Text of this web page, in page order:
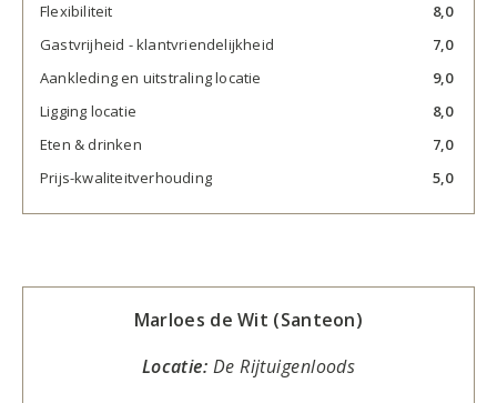
Flexibiliteit
8,0
Gastvrijheid - klantvriendelijkheid
7,0
Aankleding en uitstraling locatie
9,0
Ligging locatie
8,0
Eten & drinken
7,0
Prijs-kwaliteitverhouding
5,0
Marloes de Wit (Santeon)
Locatie: De Rijtuigenloods